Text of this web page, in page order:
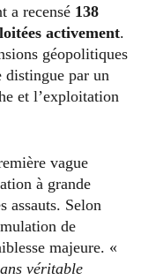
a recensé 138
activement.
géopolitiques
distingue par un
et l’exploitation
vague
à grande
assauts. Selon
de
majeure. «
véritable